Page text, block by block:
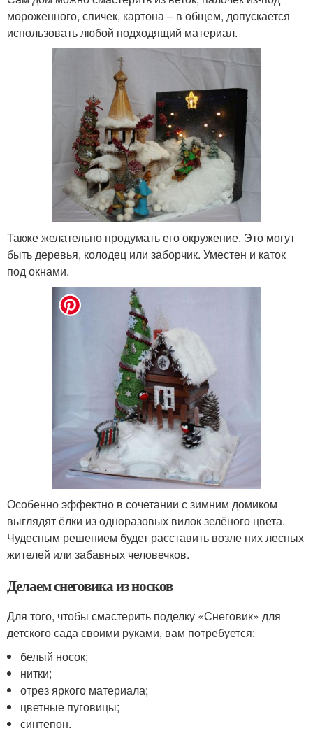
мороженного, спичек, картона – в общем, допускается
использовать любой подходящий материал.
Также желательно продумать его окружение. Это могут
быть деревья, колодец или заборчик. Уместен и каток
под окнами.
Особенно эффектно в сочетании с зимним домиком
выглядят ёлки из одноразовых вилок зелёного цвета.
Чудесным решением будет расставить возле них лесных
жителей или забавных человечков.
Делаем снеговика из носков
Для того, чтобы смастерить поделку «Снеговик» для
детского сада своими руками, вам потребуется:
белый носок;
нитки;
отрез яркого материала;
цветные пуговицы;
синтепон.